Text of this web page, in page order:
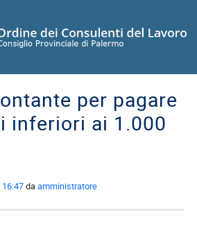
per pagare
inferiori ai 1.000
daamministratore